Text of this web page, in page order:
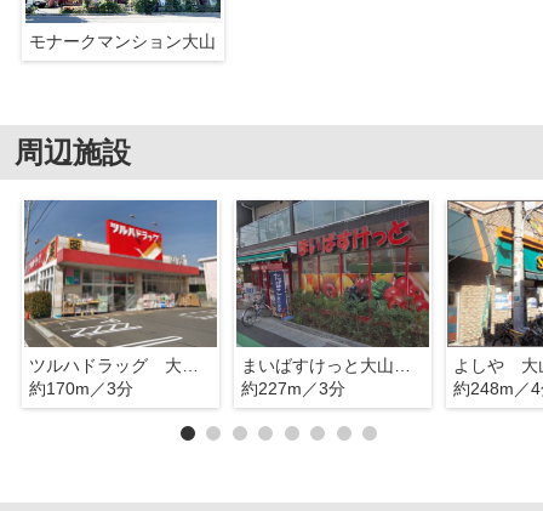
モナークマンション大山
周辺施設
ツルハドラッグ 大山駅前店
約170m／3分
約227m／3分
よしや 大
約248m／